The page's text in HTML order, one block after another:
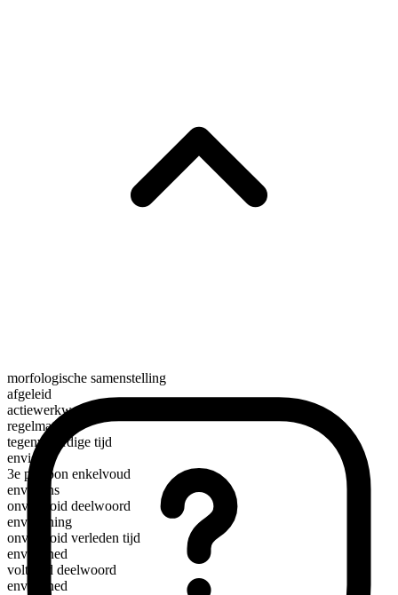
morfologische samenstelling
afgeleid
actiewerkwoord
regelmatig
tegenwoordige tijd
envision
3e persoon enkelvoud
envisions
onvoltooid deelwoord
envisioning
onvoltooid verleden tijd
envisioned
voltooid deelwoord
envisioned